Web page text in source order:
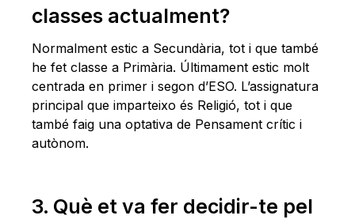
classes actualment?
Normalment estic a Secundària, tot i que també
he fet classe a Primària. Últimament estic molt
centrada en primer i segon d’ESO. L’assignatura
principal que imparteixo és Religió, tot i que
també faig una optativa de Pensament crític i
autònom.
3. Què et va fer decidir-te pel